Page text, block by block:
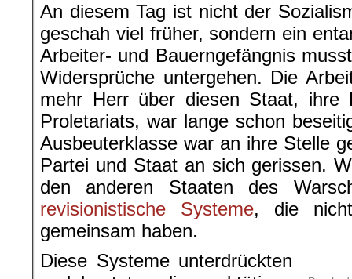
An diesem Tag ist nicht der
geschah viel früher, sondern ein
Arbeiter- und Bauerngefängnis
Widersprüche untergehen. Die
mehr Herr über diesen Staat, ihre
Proletariats, war lange schon
Ausbeuterklasse war an ihre Stelle
Partei und Staat an sich gerissen.
den anderen Staaten des
revisionistische Systeme, die
gemeinsam haben.
Diese Systeme unterdrückten